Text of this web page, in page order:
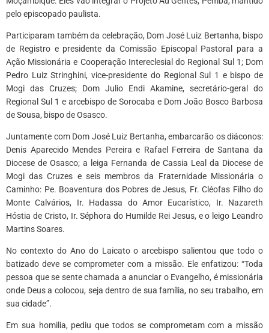
pelo episcopado paulista.
Participaram também da celebração, Dom José Luiz Bertanha, bispo
de Registro e presidente da Comissão Episcopal Pastoral para a
Ação Missionária e Cooperação Intereclesial do Regional Sul 1; Dom
Pedro Luiz Stringhini, vice-presidente do Regional Sul 1 e bispo de
Mogi das Cruzes; Dom Julio Endi Akamine, secretário-geral do
Regional Sul 1 e arcebispo de Sorocaba e Dom João Bosco Barbosa
de Sousa, bispo de Osasco.
Juntamente com Dom José Luiz Bertanha, embarcarão os diáconos:
Denis Aparecido Mendes Pereira e Rafael Ferreira de Santana da
Diocese de Osasco; a leiga Fernanda de Cassia Leal da Diocese de
Mogi das Cruzes e seis membros da Fraternidade Missionária o
Caminho: Pe. Boaventura dos Pobres de Jesus, Fr. Cléofas Filho do
Monte Calvários, Ir. Hadassa do Amor Eucarístico, Ir. Nazareth
Hóstia de Cristo, Ir. Séphora do Humilde Rei Jesus, e o leigo Leandro
Martins Soares.
No contexto do Ano do Laicato o arcebispo salientou que todo o
batizado deve se comprometer com a missão. Ele enfatizou: “Toda
pessoa que se sente chamada a anunciar o Evangelho, é missionária
onde Deus a colocou, seja dentro de sua família, no seu trabalho, em
sua cidade”.
Em sua homilia, pediu que todos se comprometam com a missão